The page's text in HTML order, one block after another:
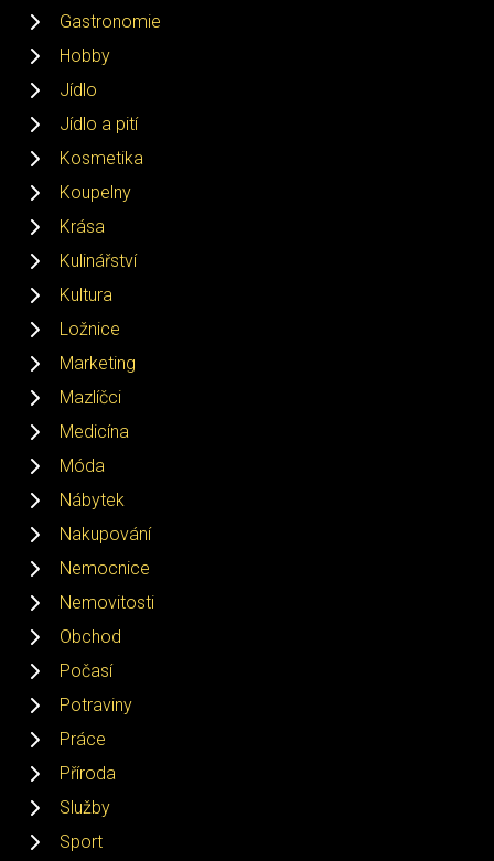
Gastronomie
Hobby
Jídlo
Jídlo a pití
Kosmetika
Koupelny
Krása
Kulinářství
Kultura
Ložnice
Marketing
Mazlíčci
Medicína
Móda
Nábytek
Nakupování
Nemocnice
Nemovitosti
Obchod
Počasí
Potraviny
Práce
Příroda
Služby
Sport